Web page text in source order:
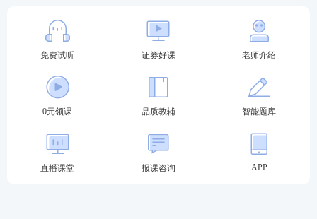
证券专项报考条件（科目：投顾、保代、分析师
，或符合《
证券公司董事、监事、高级管理人员及
从业人员管理规则
第十条规定的相关人员,可报名参
加专项业务水平评价测试。
若仍不确定自己是否符合证券报名要求，可输入【学
免费试听 证券好课 老师介绍
0元领课 品质教辅 智能题库
直播课堂 报课咨询 APP